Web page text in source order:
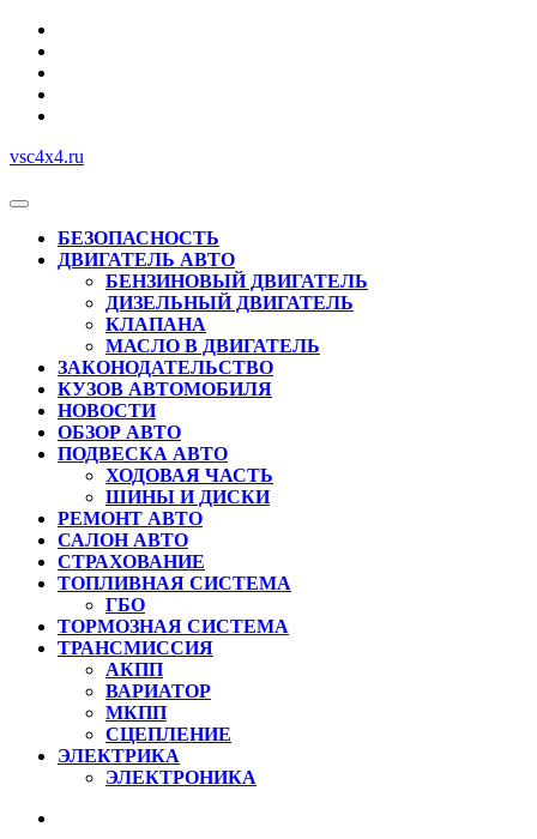
Перейти
содержимому
vsc4x4.ru
Кнопка
ОткрытьБЕЗОПАСНОСТЬ
ДВИГАТЕЛЬ АВТО
БЕНЗИНОВЫЙ ДВИГАТЕЛЬ
ДИЗЕЛЬНЫЙ ДВИГАТЕЛЬ
КЛАПАНА
МАСЛО В ДВИГАТЕЛЬ
ЗАКОНОДАТЕЛЬСТВО
КУЗОВ АВТОМОБИЛЯ
НОВОСТИ
ОБЗОР АВТО
ПОДВЕСКА АВТО
ХОДОВАЯ ЧАСТЬ
ШИНЫ И ДИСКИ
РЕМОНТ АВТО
САЛОН АВТО
СТРАХОВАНИЕ
ТОПЛИВНАЯ СИСТЕМА
ГБО
ТОРМОЗНАЯ СИСТЕМА
ТРАНСМИССИЯ
АКПП
ВАРИАТОР
МКПП
СЦЕПЛЕНИЕ
ЭЛЕКТРИКА
ЭЛЕКТРОНИКА
КНОПКА